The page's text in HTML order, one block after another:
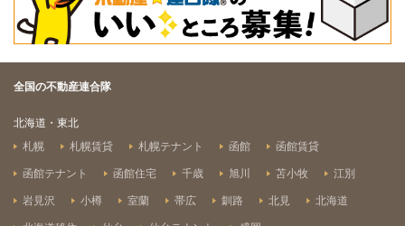
全国の不動産連合隊
北海道・東北
札幌
札幌賃貸 札幌テナント 函館 函館賃貸
函館テナント 函館住宅 千歳 旭川 苫小牧 江別
岩見沢 小樽 室蘭 帯広 釧路 北見 北海道